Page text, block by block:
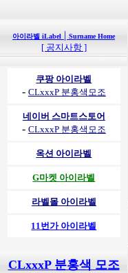
아이라벨 iLabel | Surname Home
[ 공지사항 ]
쿠팡 아이라벨
- CLxxxP 분홍색모조
네이버 스마트스토어
- CLxxxP 분홍색모조
옥션 아이라벨
G마켓 아이라벨
라벨몰 아이라벨
11번가 아이라벨
CLxxxP 분홍색 모조